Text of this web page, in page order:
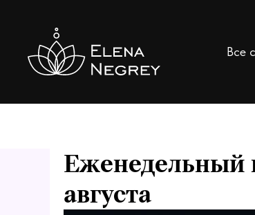
Все
Еженедельный
августа